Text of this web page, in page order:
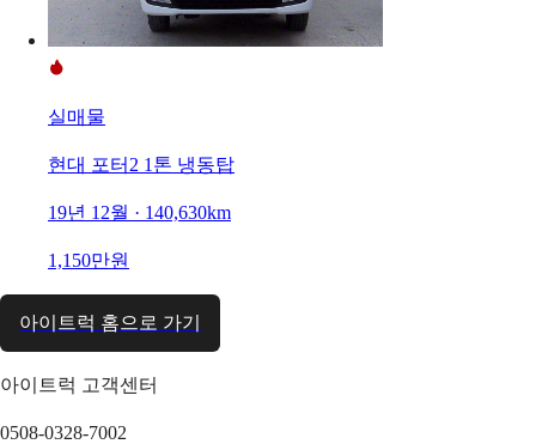
실매물
현대 포터2 1톤 냉동탑
19년 12월 · 140,630km
1,150만원
아이트럭 홈으로 가기
아이트럭 고객센터
0508-0328-7002